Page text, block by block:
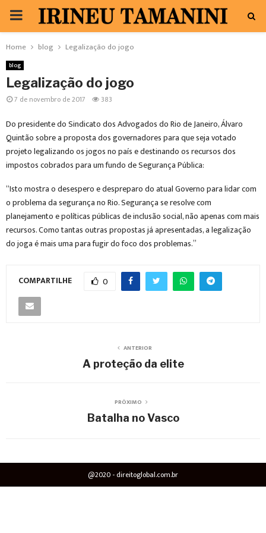
PRIMARY
MENU
Home blog Legalização do jogo
blog
Legalização do jogo
7 de novembro de 2017 383
Do presidente do Sindicato dos Advogados do Rio de Janeiro, Álvaro
Quintão sobre a proposta dos governadores para que seja votado
projeto legalizando os jogos no país e destinando os recursos dos
impostos cobrados para um fundo de Segurança Pública:
“Isto mostra o desespero e despreparo do atual Governo para lidar com
o problema da segurança no Rio. Segurança se resolve com
planejamento e políticas públicas de inclusão social, não apenas com mais
recursos. Como tantas outras propostas já apresentadas, a legalização
do joga é mais uma para fugir do foco dos problemas.”
COMPARTILHE 0
ANTERIOR
A proteção da elite
PRÓXIMO
Batalha no Vasco
@2020 - direitoglobal.com.br